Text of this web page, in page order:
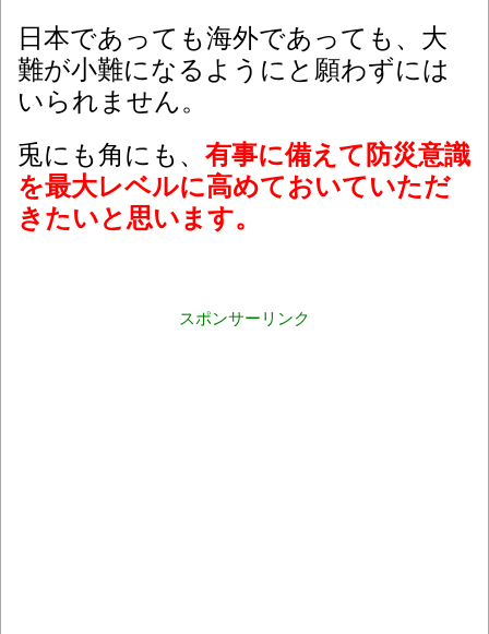
日本であっても海外であっても、大
難が小難になるようにと願わずには
いられません。
兎にも角にも、 有事に備えて防災意識
を最大レベルに高めておいていただ
きたいと思います。
スポンサーリンク